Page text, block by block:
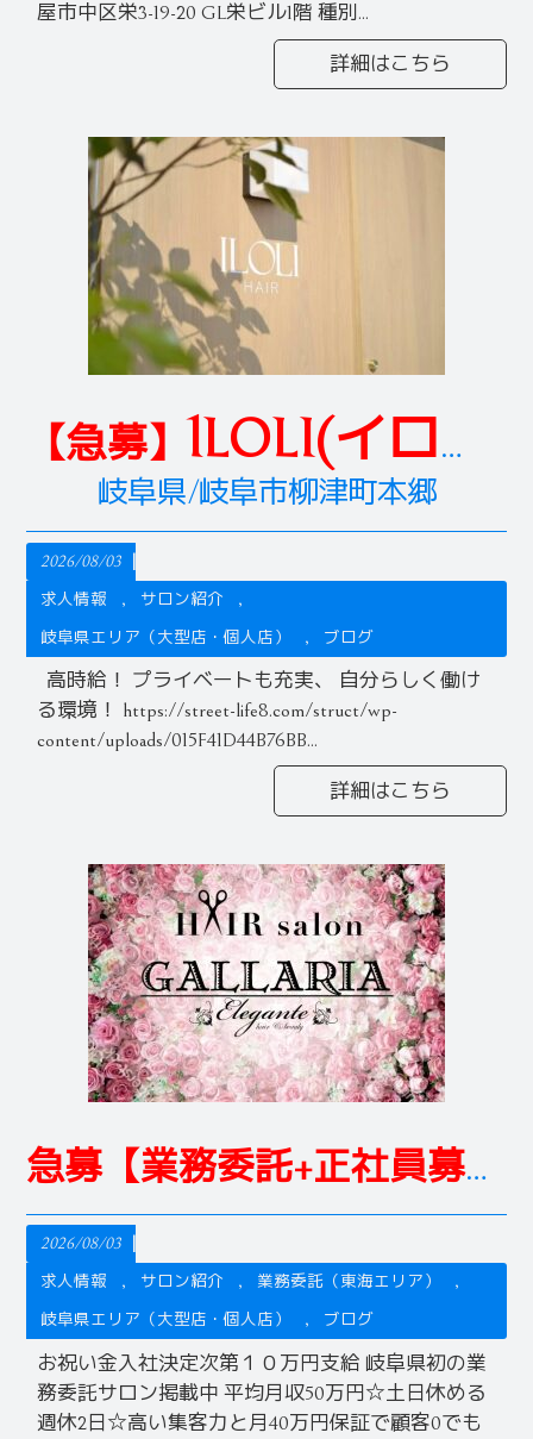
屋市中区栄3-19-20 GL栄ビル1階 種別...
詳細はこちら
【急募】 lLOLI(イロリ) HAIR
岐阜県/岐阜市柳津町本郷
2026/08/03
求人情報
サロン紹介
岐阜県エリア（大型店・個人店）
ブログ
高時給！ プライベートも充実、 自分らしく働け
る環境！ https://street-life8.com/struct/wp-
content/uploads/015F41D44B76BB...
詳細はこちら
急募【業務委託+正社員募集】
2026/08/03
求人情報
サロン紹介
業務委託（東海エリア）
岐阜県エリア（大型店・個人店）
ブログ
お祝い金入社決定次第１０万円支給 岐阜県初の業
務委託サロン掲載中 平均月収50万円☆土日休める
週休2日☆高い集客力と月40万円保証で顧客0でも